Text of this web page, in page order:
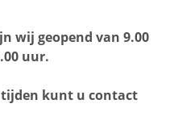
wij geopend van 9.00
uur.
tijden kunt u contact